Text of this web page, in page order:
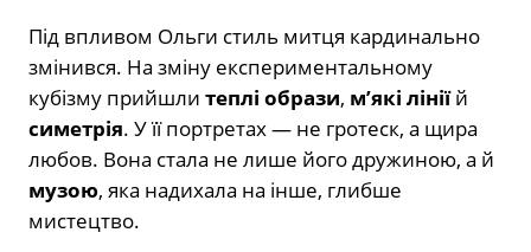
Під впливом Ольги стиль митця кардинально
змінився. На зміну експериментальному
кубізму прийшли теплі образи, м’які лініїй
симетрія. У її портретах — не гротеск, а щира
любов. Вона стала не лише його дружиною, а й
музою, яка надихала на інше, глибше
мистецтво.